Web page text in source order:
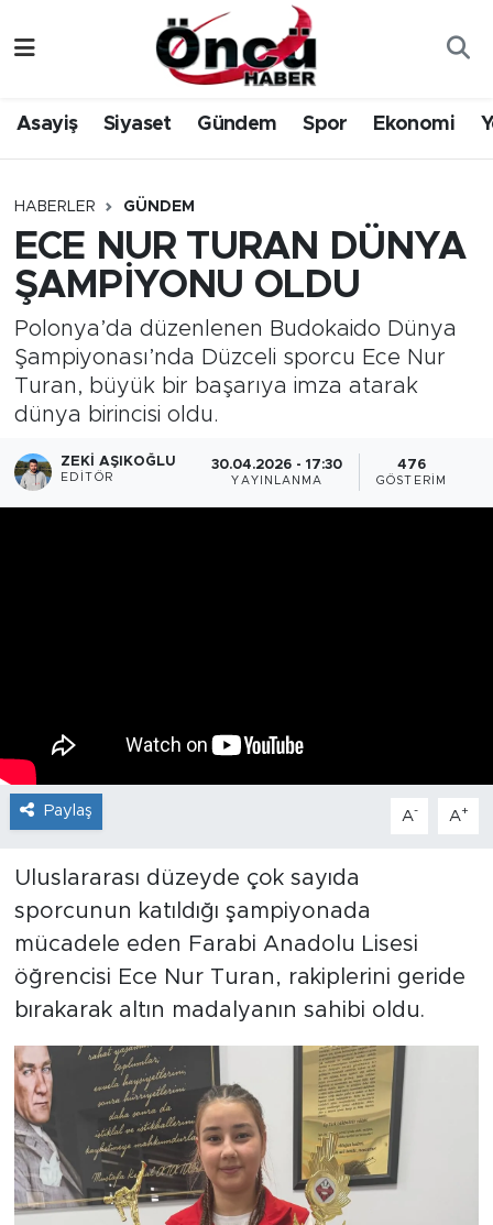
Asayiş Siyaset Gündem Spor Ekonomi
HABERLER GÜNDEM
ECE NUR TURAN DÜNYA
ŞAMPİYONU OLDU
Polonya’da düzenlenen Budokaido Dünya
Şampiyonası’nda Düzceli sporcu Ece Nur
Turan, büyük bir başarıya imza atarak
dünya birincisi oldu.
ZEKI AŞIKOĞLU
EDITÖR
30.04.2026 - 17:30
YAYINLANMA
476
GÖSTERIM
Paylaş A- A+
Uluslararası düzeyde çok sayıda
sporcunun katıldığı şampiyonada
mücadele eden Farabi Anadolu Lisesi
öğrencisi Ece Nur Turan, rakiplerini geride
bırakarak altın madalyanın sahibi oldu.
Gündem
Sağlık & Çevre
Spor
Yerel Haber
Öncü Radyo Dinle
Öncü TV İzle
Düzce Nöbetçi Eczaneler
Düzce Hava Durumu
Düzce Namaz Vakitleri
Düzce Trafik Yoğunluk Haritası
Tüm Manşetler
Son Dakika Haberleri
Haber Arşivi